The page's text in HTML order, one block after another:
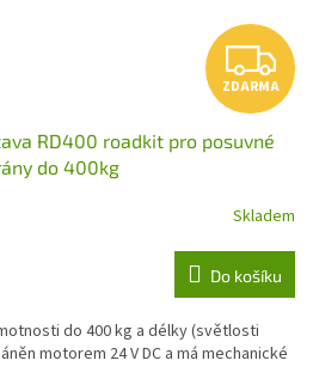
Z
D
R
M
A
ZDARMA
RD400 roadkit pro posuvné
do 400kg
Skladem
Do košíku
do 400 kg a délky (světlosti
motorem 24 V DC a má mechanické